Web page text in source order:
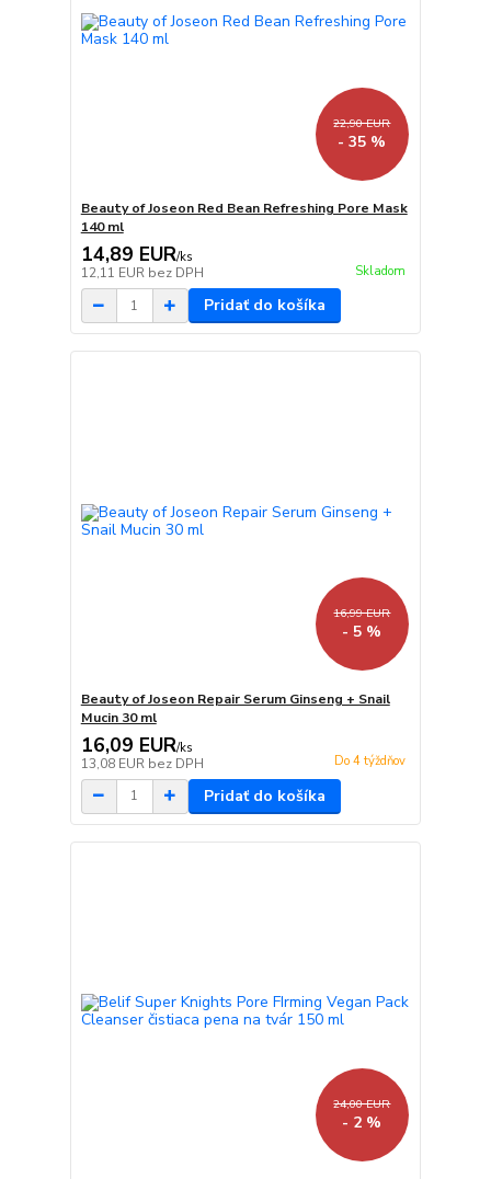
22,90 EUR
- 35 %
Beauty of Joseon Red Bean Refreshing Pore Mask
140 ml
14,89 EUR/ks
12,11 EUR bez DPH Skladom
Pridať do košíka
16,99 EUR
- 5 %
Beauty of Joseon Repair Serum Ginseng + Snail
Mucin 30 ml
16,09 EUR/ks
13,08 EUR bez DPH Do 4 týždňov
Pridať do košíka
24,00 EUR
- 2 %